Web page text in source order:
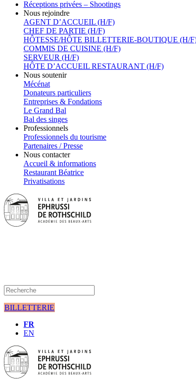
Réceptions privées – Shootings
Nous rejoindre
AGENT D’ACCUEIL (H/F)
CHEF DE PARTIE (H/F)
HÔTESSE/HÔTE BILLETTERIE-BOUTIQUE (H/
COMMIS DE CUISINE (H/F)
SERVEUR (H/F)
HÔTE D’ACCUEIL RESTAURANT (H/F)
Nous soutenir
Mécénat
Donateurs particuliers
Entreprises & Fondations
Le Grand Bal
Bal des singes
Professionnels
Professionnels du tourisme
Partenaires / Presse
Nous contacter
Accueil & informations
Restaurant Béatrice
Privatisations
BILLETTERIE
FR
EN